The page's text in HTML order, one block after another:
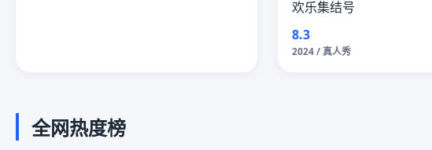
欢乐集结号
8.3
2024 / 真人秀
全网热度榜